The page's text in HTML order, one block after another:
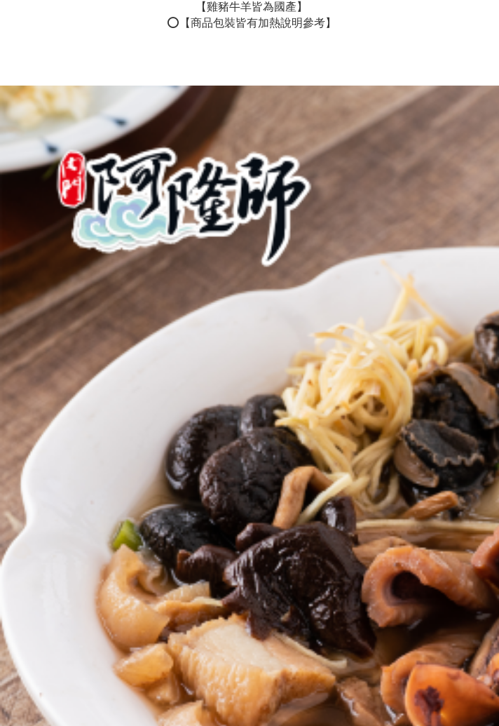
【雞豬牛羊皆為國產】
⭕️【商品包裝皆有加熱說明參考】